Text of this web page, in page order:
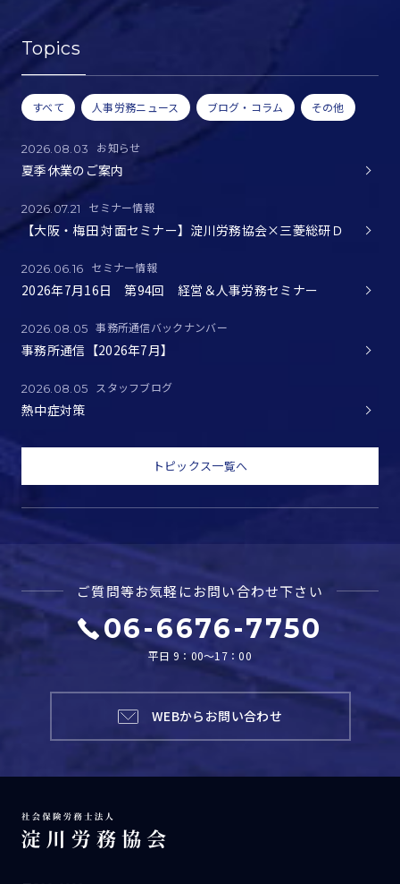
Topics
すべて 人事労務ニュース ブログ・コラム その他
2026.08.03 お知らせ
夏季休業のご案内
2026.07.21 セミナー情報
【大阪・梅田 対面セミナー】淀川労務協会×三菱総研Ｄ
2026.06.16 セミナー情報
2026年7月16日 第94回 経営＆人事労務セミナー
2026.08.05 事務所通信バックナンバー
事務所通信【2026年7月】
2026.08.05 スタッフブログ
熱中症対策
トピックス一覧へ
ご質問等お気軽にお問い合わせ下さい
06-6676-7750
平日 9：00～17：00
WEBからお問い合わせ